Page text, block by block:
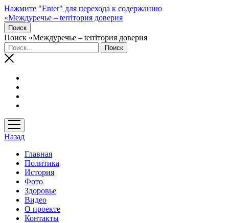
Нажмите "Enter" для перехода к содержанию
«Междуречье – terriтория доверия
Поиск
Поиск «Междуречье – terriтория доверия
открыть
меню
Назад
Главная
Политика
История
Фото
Здоровье
Видео
О проекте
Контакты